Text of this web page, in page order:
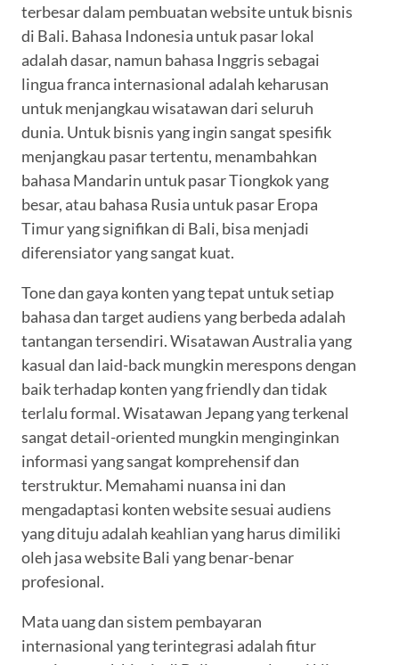
terbesar dalam pembuatan website untuk bisnis
di Bali. Bahasa Indonesia untuk pasar lokal
adalah dasar, namun bahasa Inggris sebagai
lingua franca internasional adalah keharusan
untuk menjangkau wisatawan dari seluruh
dunia. Untuk bisnis yang ingin sangat spesifik
menjangkau pasar tertentu, menambahkan
bahasa Mandarin untuk pasar Tiongkok yang
besar, atau bahasa Rusia untuk pasar Eropa
Timur yang signifikan di Bali, bisa menjadi
diferensiator yang sangat kuat.
Tone dan gaya konten yang tepat untuk setiap
bahasa dan target audiens yang berbeda adalah
tantangan tersendiri. Wisatawan Australia yang
kasual dan laid-back mungkin merespons dengan
baik terhadap konten yang friendly dan tidak
terlalu formal. Wisatawan Jepang yang terkenal
sangat detail-oriented mungkin menginginkan
informasi yang sangat komprehensif dan
terstruktur. Memahami nuansa ini dan
mengadaptasi konten website sesuai audiens
yang dituju adalah keahlian yang harus dimiliki
oleh jasa website Bali yang benar-benar
profesional.
Mata uang dan sistem pembayaran
internasional yang terintegrasi adalah fitur